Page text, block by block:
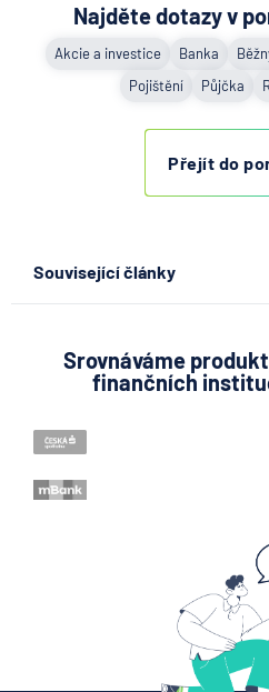
Najděte dotazy v
Akcie a investice Banka
Pojištění
Půjčka
Přejít do
Související články
Srovnáváme
finančních